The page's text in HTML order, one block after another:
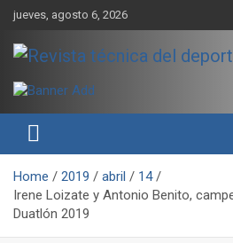
Skip
content
jueves, agosto 6, 2026
Revista técnica
Sport Training
rendimiento, nutrición y entrenamiento.
Home 2019 abril
14
Irene Loizate y Antonio Benito,
Duatlón 2019